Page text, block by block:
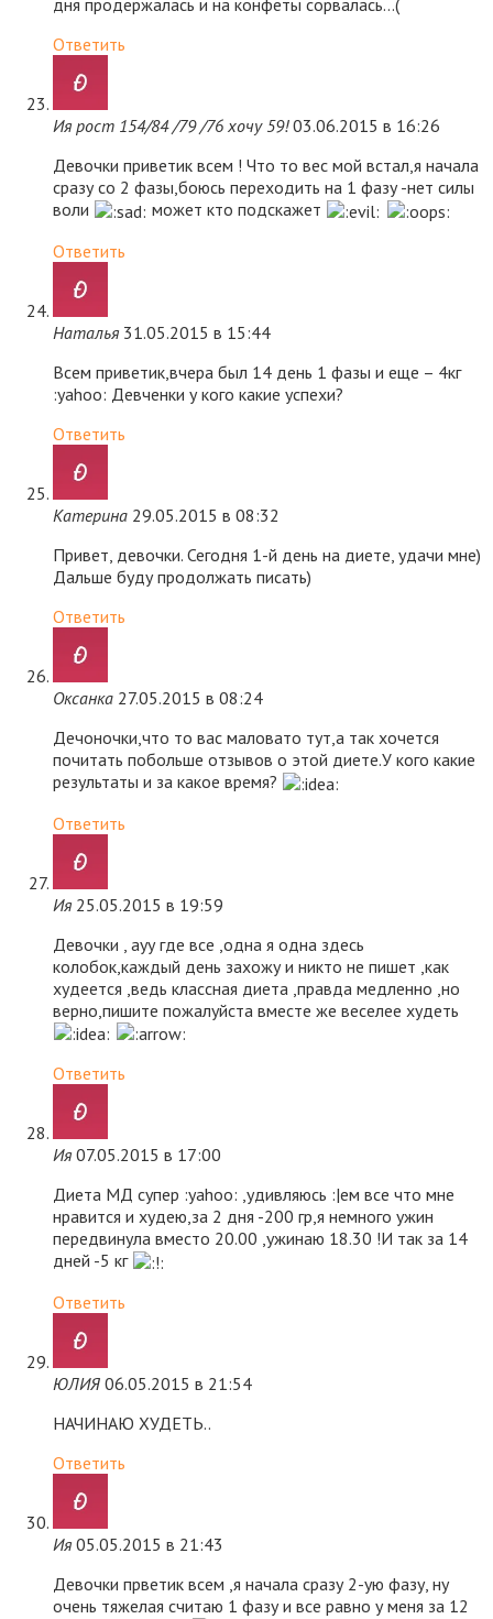
дня продержалась и на конфеты сорвалась…(
Ответить
Ия рост 154/84 /79 /76 хочу 59! 03.06.2015 в 16:26
Девочки приветик всем ! Что то вес мой встал,я начала
сразу со 2 фазы,боюсь переходить на 1 фазу -нет силы
воли
может кто подскажет
Ответить
Наталья 31.05.2015 в 15:44
Всем приветик,вчера был 14 день 1 фазы и еще – 4кг
:yahoo: Девченки у кого какие успехи?
Ответить
Катерина 29.05.2015 в 08:32
Привет, девочки. Сегодня 1-й день на диете, удачи мне)
Дальше буду продолжать писать)
Ответить
Оксанка 27.05.2015 в 08:24
Дечоночки,что то вас маловато тут,а так хочется
почитать побольше отзывов о этой диете.У кого какие
результаты и за какое время?
Ответить
Ия 25.05.2015 в 19:59
Девочки , ауу где все ,одна я одна здесь
колобок,каждый день захожу и никто не пишет ,как
худеется ,ведь классная диета ,правда медленно ,но
верно,пишите пожалуйста вместе же веселее худеть
Ответить
Ия 07.05.2015 в 17:00
Диета МД супер :yahoo: ,удивляюсь :|ем все что мне
нравится и худею,за 2 дня -200 гр,я немного ужин
передвинула вместо 20.00 ,ужинаю 18.30 !И так за 14
дней -5 кг
Ответить
ЮЛИЯ 06.05.2015 в 21:54
НАЧИНАЮ ХУДЕТЬ..
Ответить
Ия 05.05.2015 в 21:43
Девочки прветик всем ,я начала сразу 2-ую фазу, ну
очень тяжелая считаю 1 фазу и все равно у меня за 12